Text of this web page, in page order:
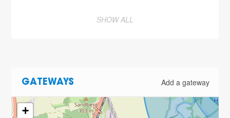
SHOW ALL
GATEWAYS Add a gateway
+